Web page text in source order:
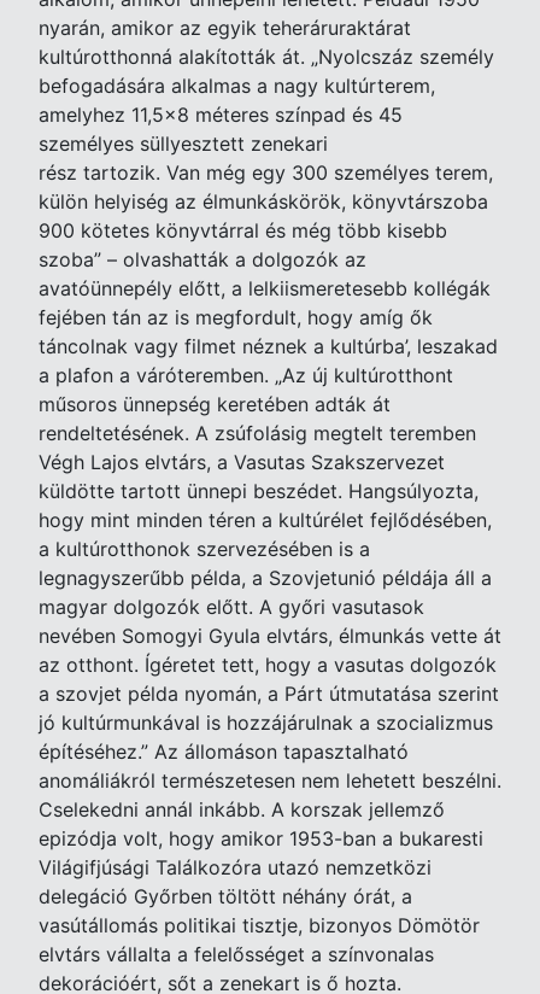
nyarán, amikor az egyik teheráruraktárat
kultúrotthonná alakították át. „Nyolcszáz személy
befogadására alkalmas a nagy kultúrterem,
amelyhez 11,5x8 méteres színpad és 45
személyes süllyesztett zenekari
rész tartozik. Van még egy 300 személyes terem,
külön helyiség az élmunkáskörök, könyvtárszoba
900 kötetes könyvtárral és még több kisebb
szoba” – olvashatták a dolgozók az
avatóünnepély előtt, a lelkiismeretesebb kollégák
fejében tán az is megfordult, hogy amíg ők
táncolnak vagy filmet néznek a kultúrba’, leszakad
a plafon a váróteremben. „Az új kultúrotthont
műsoros ünnepség keretében adták át
rendeltetésének. A zsúfolásig megtelt teremben
Végh Lajos elvtárs, a Vasutas Szakszervezet
küldötte tartott ünnepi beszédet. Hangsúlyozta,
hogy mint minden téren a kultúrélet fejlődésében,
a kultúrotthonok szervezésében is a
legnagyszerűbb példa, a Szovjetunió példája áll a
magyar dolgozók előtt. A győri vasutasok
nevében Somogyi Gyula elvtárs, élmunkás vette át
az otthont. Ígéretet tett, hogy a vasutas dolgozók
a szovjet példa nyomán, a Párt útmutatása szerint
jó kultúrmunkával is hozzájárulnak a szocializmus
építéséhez.” Az állomáson tapasztalható
anomáliákról természetesen nem lehetett beszélni.
Cselekedni annál inkább. A korszak jellemző
epizódja volt, hogy amikor 1953-ban a bukaresti
Világifjúsági Találkozóra utazó nemzetközi
delegáció Győrben töltött néhány órát, a
vasútállomás politikai tisztje, bizonyos Dömötör
elvtárs vállalta a felelősséget a színvonalas
dekorációért, sőt a zenekart is ő hozta.